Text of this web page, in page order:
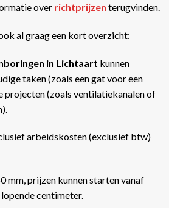
over richtprijzen terugvinden.
al graag een kort overzicht:
in Lichtaart kunnen
taken (zoals een gat voor een
projecten (zoals ventilatiekanalen of
arbeidskosten (exclusief btw)
mm, prijzen kunnen starten vanaf
centimeter.